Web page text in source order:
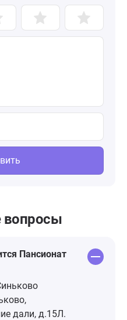
вопросы
Пансионат
дали, д.15Л.